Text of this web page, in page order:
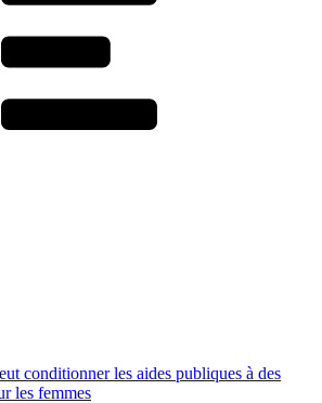
conditionner les aides publiques à des
les femmes